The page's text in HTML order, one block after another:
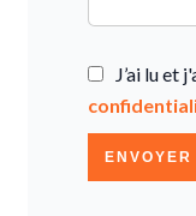
J’ai lu et
ENVOYER